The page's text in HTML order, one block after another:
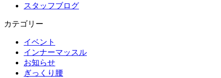
スタッフブログ
カテゴリー
イベント
インナーマッスル
お知らせ
ぎっくり腰